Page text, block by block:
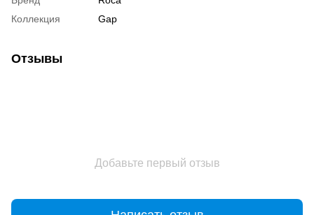
Коллекция
Gap
Отзывы
Добавьте первый отзыв